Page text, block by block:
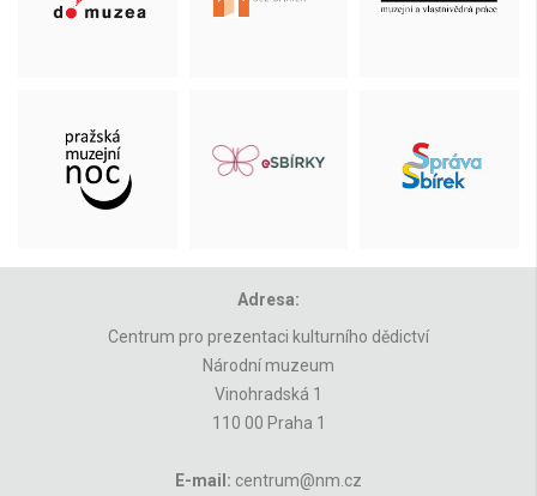
Adresa:
Centrum pro prezentaci kulturního dědictví
Národní muzeum
Vinohradská 1
110 00 Praha 1
E-mail: centrum@nm.cz